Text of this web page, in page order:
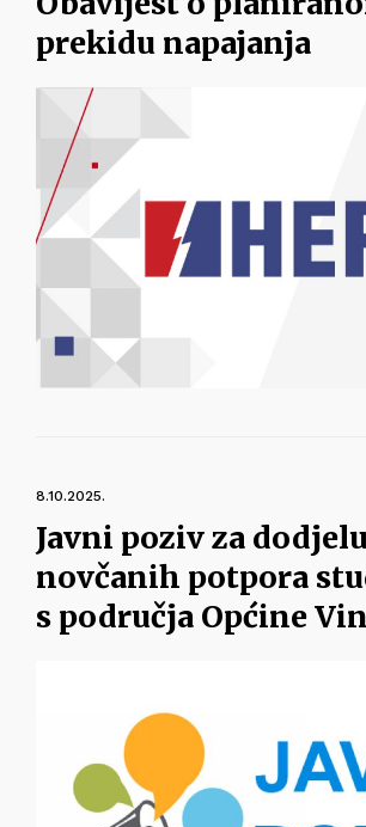
prekidu napajanja
8.10.2025.
Javni poziv za
novčanih potpora
s područja Općine